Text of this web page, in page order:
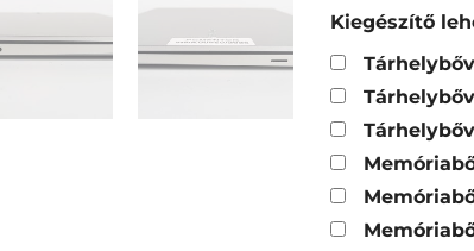
Kiegészítő